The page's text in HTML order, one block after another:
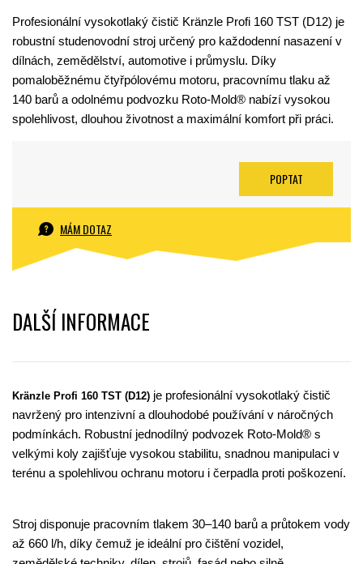
Profesionální vysokotlaký čistič Kränzle Profi 160 TST (D12) je
robustní studenovodní stroj určený pro každodenní nasazení v
dílnách, zemědělství, automotive i průmyslu. Díky
pomaloběžnému čtyřpólovému motoru, pracovnímu tlaku až
140 barů a odolnému podvozku Roto-Mold® nabízí vysokou
spolehlivost, dlouhou životnost a maximální komfort při práci.
POPTAT
MÁM DOTAZ
DALŠÍ INFORMACE
Kränzle Profi 160 TST (D12) je profesionální vysokotlaký čistič
navržený pro intenzivní a dlouhodobé používání v náročných
podmínkách. Robustní jednodílný podvozek Roto-Mold® s
velkými koly zajišťuje vysokou stabilitu, snadnou manipulaci v
terénu a spolehlivou ochranu motoru i čerpadla proti poškození.
Stroj disponuje pracovním tlakem 30–140 barů a průtokem vody
až 660 l/h, díky čemuž je ideální pro čištění vozidel,